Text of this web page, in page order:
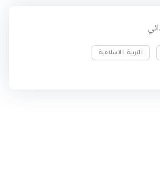
التربية الاسلامية